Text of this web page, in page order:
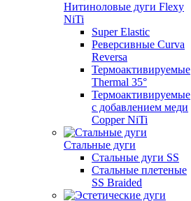
Нитиноловые дуги Flexy
NiTi
Super Elastic
Реверсивные Curva
Reversa
Термоактивируемые
Thermal 35°
Термоактивируемые
с добавлением меди
Copper NiTi
Стальные дуги
Стальные дуги SS
Стальные плетеные
SS Braided